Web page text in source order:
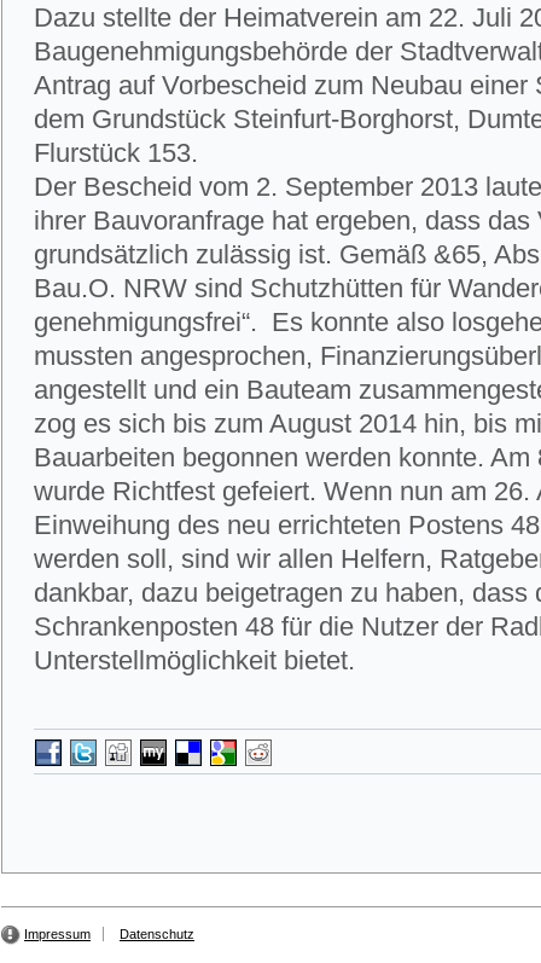
Dazu stellte der Heimatverein am 22. Juli
Baugenehmigungsbehörde der
Antrag auf Vorbescheid zum Neubau einer
dem Grundstück Steinfurt-Borghorst,
Flurstück 153.
Der Bescheid vom 2. September 2013
ihrer Bauvoranfrage hat ergeben, dass das
grundsätzlich zulässig ist. Gemäß &65,
Bau.O. NRW sind Schutzhütten für
genehmigungsfrei“. Es konnte also
mussten angesprochen,
angestellt und ein Bauteam
zog es sich bis zum August 2014 hin, bis
Bauarbeiten begonnen werden konnte. Am
wurde Richtfest gefeiert. Wenn nun am 26.
Einweihung des neu errichteten Postens
werden soll, sind wir allen Helfern,
dankbar, dazu beigetragen zu haben, dass
Schrankenposten 48 für die Nutzer der
Unterstellmöglichkeit bietet.
Impressum Datenschutz